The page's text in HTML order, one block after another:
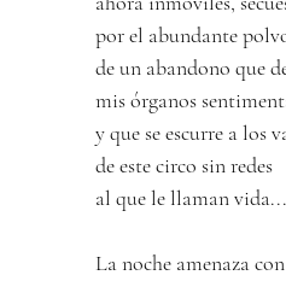
por el abundante
de un abandono que
mis órganos
y que se escurre a los
de este circo sin redes
al que le llaman vida...
La noche amenaza